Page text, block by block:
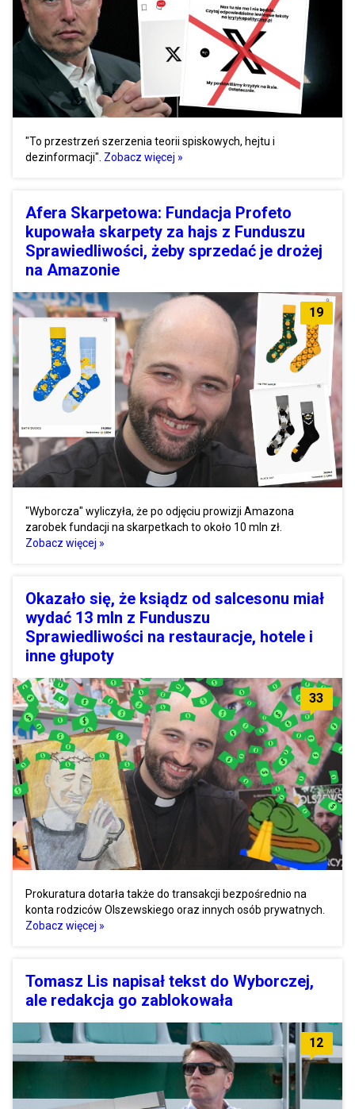
"To przestrzeń szerzenia teorii spiskowych, hejtu i
dezinformacji". Zobacz więcej »
Afera Skarpetowa: Fundacja Profeto
kupowała skarpety za hajs z Funduszu
Sprawiedliwości, żeby sprzedać je drożej
na Amazonie
19
"Wyborcza" wyliczyła, że po odjęciu prowizji Amazona
zarobek fundacji na skarpetkach to około 10 mln zł.
Zobacz więcej »
Okazało się, że ksiądz od salcesonu miał
wydać 13 mln z Funduszu
Sprawiedliwości na restauracje, hotele i
inne głupoty
33
Prokuratura dotarła także do transakcji bezpośrednio na
konta rodziców Olszewskiego oraz innych osób prywatnych.
Zobacz więcej »
Tomasz Lis napisał tekst do Wyborczej,
ale redakcja go zablokowała
12